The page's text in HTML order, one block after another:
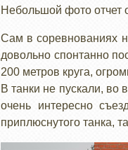
Небольшой фото отчет
Сам в соревнованиях
довольно спонтанно
200 метров круга,
В танки не пускали, во
очень интересно
приплюснутого танка,